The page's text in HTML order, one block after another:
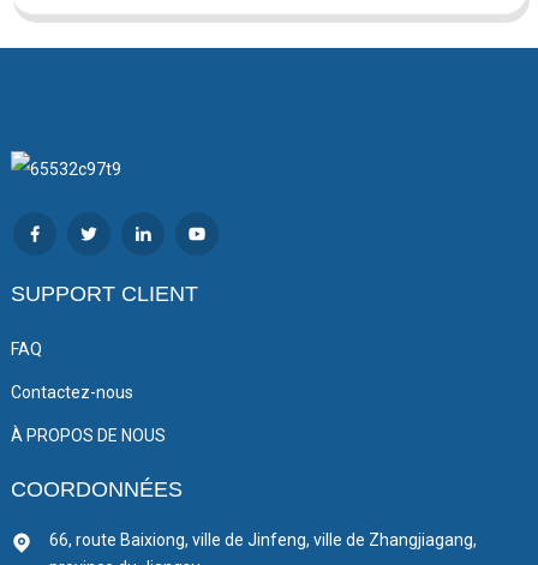
SUPPORT CLIENT
FAQ
Contactez-nous
À PROPOS DE NOUS
COORDONNÉES
66, route Baixiong, ville de Jinfeng, ville de Zhangjiagang,